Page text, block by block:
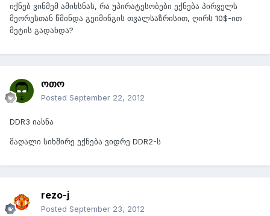
იქნებ ვინმემ ამიხსნას, რა უპირატესობები ექნება პირველს
მეორესთან წმინდა გეიმინგის თვალსაზრისით, ღირს 10$-ით
მეტის გადახდა?
ოთო
Posted September 22, 2012
DDR3 იასნა
მაღალი სიხშირე ექნება ვიდრე DDR2-ს
rezo-j
Posted September 23, 2012